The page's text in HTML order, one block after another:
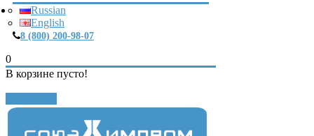
Russian
English
8 (800) 200-98-07
0
В корзине пусто!